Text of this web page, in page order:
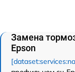
Замена
Epson